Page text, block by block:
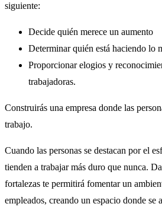
siguiente:
Decide quién merece un aumento
Determinar quién está haciendo lo
Proporcionar elogios y
trabajadoras.
Construirás una empresa donde las
trabajo.
Cuando las personas se destacan por el
tienden a trabajar más duro que nunca.
fortalezas te permitirá fomentar un
empleados, creando un espacio donde se